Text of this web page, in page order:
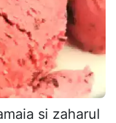
si zaharul